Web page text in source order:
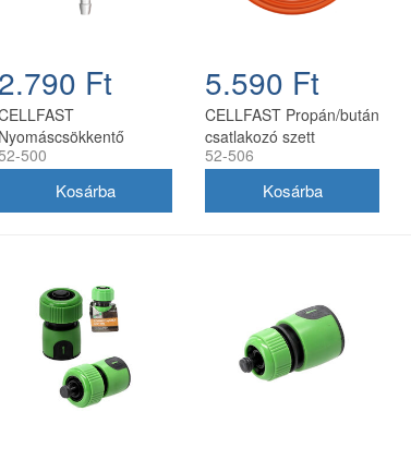
2.790 Ft
Nyomáscsökkentő
500
5.590 Ft
CELLFAST Propán/bután
csatlakozó szett
nyomásmérővel
52-506